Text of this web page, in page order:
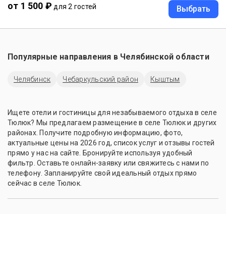
от 1 500 ₽ для 2 гостей Выбрать
Популярные направления в Челябинской области
Челябинск Чебаркульский район Кыштым
Ищете отели и гостиницы для незабываемого отдыха в селе
Тюлюк? Мы предлагаем размещение в селе Тюлюк и других
районах. Получите подробную информацию, фото,
актуальные цены на 2026 год, список услуг и отзывы гостей
прямо у нас на сайте. Бронируйте используя удобный
фильтр. Оставьте онлайн-заявку или свяжитесь с нами по
телефону. Запланируйте свой идеальный отдых прямо
сейчас в селе Тюлюк.